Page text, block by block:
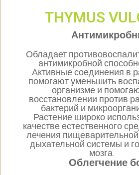
THYMUS
Обладает
антимикробной
Активные соединения в
помогают уменьшить
организме и
восстановлении против
бактерий и
Растение широко
качестве естественного
лечения
дыхательной системы и
мозга.
Облегчение